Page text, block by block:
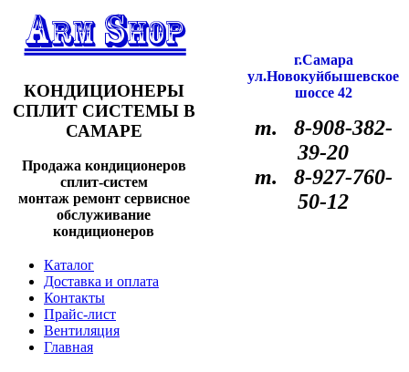
КОНДИЦИОНЕРЫ
СПЛИТ СИСТЕМЫ В
САМАРЕ
Продажа кондиционеров
сплит-систем
монтаж ремонт сервисное
обслуживание
кондиционеров
г.Самара
ул.Новокуйбышевское
шоссе 42
т. 8-908-382-
39-20
т. 8-927-760-
50-12
Каталог
Доставка и оплата
Контакты
Прайс-лист
Вентиляция
Главная